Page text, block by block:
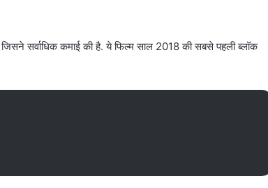
सर्वाधिक कमाई की है. ये फिल्म साल 2018 की सबसे पहली ब्लॉक